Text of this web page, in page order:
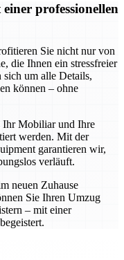
professionellen
Sie nicht nur von
die Ihnen ein stressfreier
um alle Details,
können – ohne
Ihr Mobiliar und Ihre
werden. Mit der
garantieren wir,
verläuft.
neuen Zuhause
Sie Ihren Umzug
– mit einer